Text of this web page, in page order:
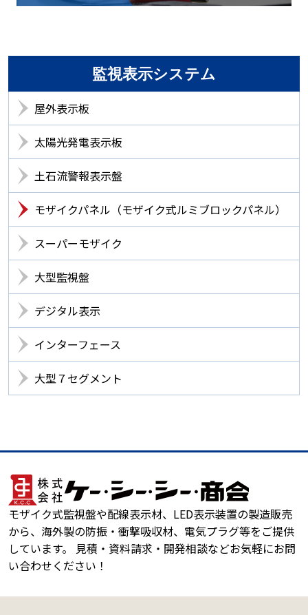
監視表示システム
屋外表示板
太陽光発電表示板
土石流警報表示盤
モザイクパネル（モザイク式ルミブロックパネル）
スーパーモザイク
大型監視盤
デジタル表示
インターフェース
大型７セグメント
モザイク式監視盤や配線表示材、LED表示装置の製造販売
から、海外製の防振・衝撃吸収材、電気プラグ等をご提供
しています。 見積・資料請求・開発相談などお気軽にお問
い合わせください！